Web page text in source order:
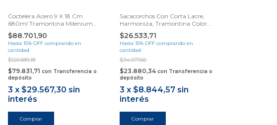
Coctelera Acero 9 X 18 Cm
680ml Tramontina Milenium
Samihome
$88.701,90
Hasta 15% OFF comprando en
cantidad
$126.689,18
$79.831,71 con Transferencia o
depósito
3 x $29.567,30 sin
interés
Sacacorchos Con Corta Lacre,
Harmoniza, Tramontina Color
Uva
$26.533,71
Hasta 15% OFF comprando en
cantidad
$34.077,66
$23.880,34 con Transferencia o
depósito
3 x $8.844,57 sin
interés